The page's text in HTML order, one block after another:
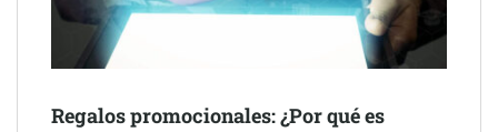
NOVA: innovación y diseño que transforman espacios de la
mano de Tormo Franquicias
Regalos promocionales: ¿Por qué es